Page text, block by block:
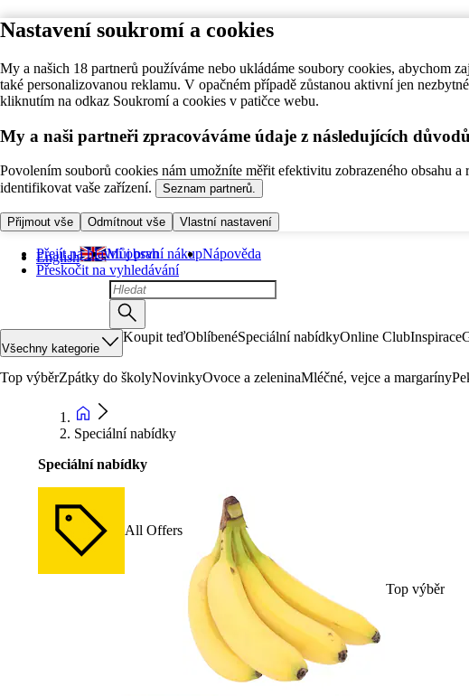
Nastavení soukromí a cookies
My a našich 18 partnerů používáme nebo ukládáme soubory cookies, abychom
také personalizovanou reklamu. V opačném případě zůstanou aktivní jen
kliknutím na odkaz Soukromí a cookies v patičce webu.
My a naši partneři zpracováváme údaje z následujících důvodů
Povolením souborů cookies nám umožníte měřit efektivitu zobrazeného obsahu
identifikovat vaše zařízení.
Seznam partnerů.
Přijmout vše Odmítnout vše Vlastní nastavení
Přejít na hlavní obsah
Přeskočit na vyhledávání
English Můj první nákupNápověda
Všechny kategorie
Koupit teďOblíbenéSpeciální nabídkyOnline ClubInspirace
Top výběrZpátky do školyNovinkyOvoce a zeleninaMléčné, vejce a margaríny
Speciální nabídky
Speciální nabídky
All Offers
Top výběr